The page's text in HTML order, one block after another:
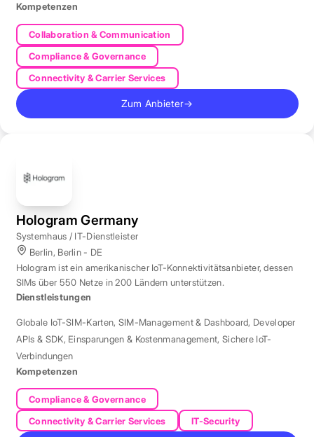
Kompetenzen
Collaboration & Communication
Compliance & Governance
Connectivity & Carrier Services
Zum Anbieter→
Hologram Germany
Systemhaus / IT-Dienstleister
Berlin, Berlin - DE
Hologram ist ein amerikanischer IoT-Konnektivitätsanbieter, dessen
SIMs über 550 Netze in 200 Ländern unterstützen.
Dienstleistungen
Globale IoT-SIM-Karten, SIM-Management & Dashboard, Developer
APIs & SDK, Einsparungen & Kostenmanagement, Sichere IoT-
Verbindungen
Kompetenzen
Compliance & Governance
Connectivity & Carrier Services
IT-Security